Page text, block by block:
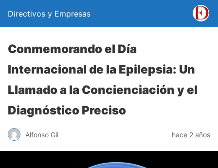
Directivos y Empresas
Conmemorando el Día
Internacional de la Epilepsia: Un
Llamado a la Concienciación y el
Diagnóstico Preciso
Alfonso Gil hace 2 años